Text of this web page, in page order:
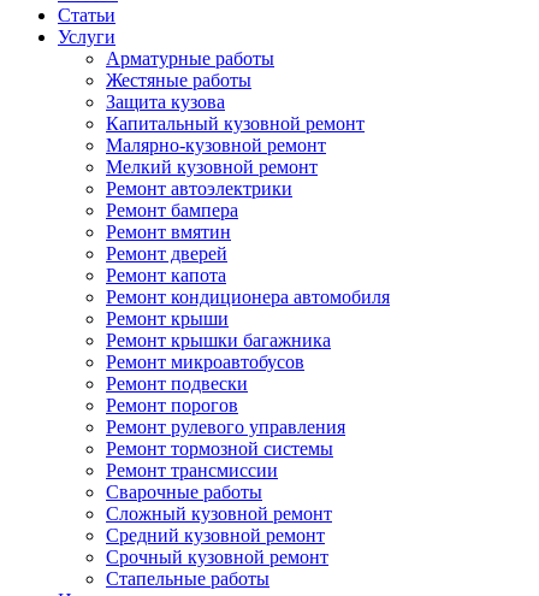
Статьи
Услуги
Арматурные работы
Жестяные работы
Защита кузова
Капитальный кузовной ремонт
Малярно-кузовной ремонт
Мелкий кузовной ремонт
Ремонт автоэлектрики
Ремонт бампера
Ремонт вмятин
Ремонт дверей
Ремонт капота
Ремонт кондиционера автомобиля
Ремонт крыши
Ремонт крышки багажника
Ремонт микроавтобусов
Ремонт подвески
Ремонт порогов
Ремонт рулевого управления
Ремонт тормозной системы
Ремонт трансмиссии
Сварочные работы
Сложный кузовной ремонт
Средний кузовной ремонт
Срочный кузовной ремонт
Стапельные работы